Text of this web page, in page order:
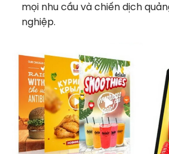
mọi nhu cầu và chiến dịch
nghiệp.